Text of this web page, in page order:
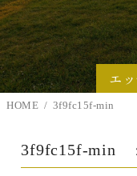
エ
HOME 3f9fc15f-min
3f9fc15f-min